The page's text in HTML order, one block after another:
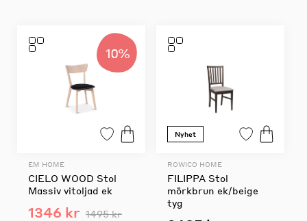
10%
EM HOME
CIELO WOOD Stol
Massiv vitoljad ek
1346 kr 1495 kr
Nyhet
ROWICO HOME
FILIPPA Stol
mörkbrun ek/beige
tyg